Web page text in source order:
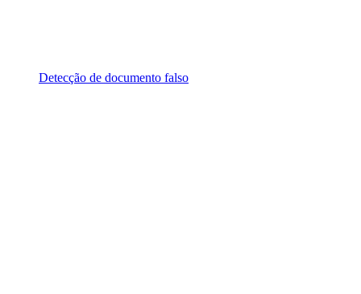
Detecção de documento falso